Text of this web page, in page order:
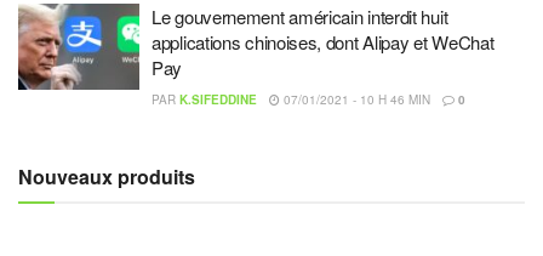
Le gouvernement américain interdit huit
applications chinoises, dont Alipay et WeChat
Pay
PAR K.SIFEDDINE 07/01/2021 - 10 H 46 MIN 0
Nouveaux produits